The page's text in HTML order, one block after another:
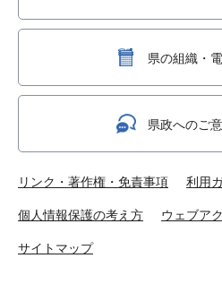
県の組織・
県政へのご
リンク・著作権・免責事項 利用
個人情報保護の考え方 ウェブア
サイトマップ